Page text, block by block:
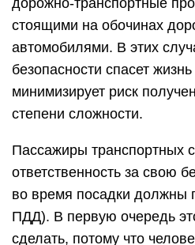
дорожно-транспортные
стоящими на обочинах
автомобилями. В этих
безопасности спасет
минимизирует риск
степени сложности.
Пассажиры транспортных
ответственность за свою
во время посадки должны
ПДД). В первую очередь
сделать, потому что